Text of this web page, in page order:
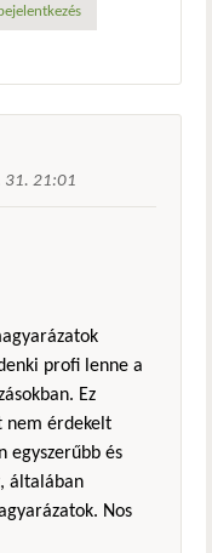
bejelentkezés
31. 21:01
profi lenne a
Ez
nem érdekelt
egyszerűbb és
általában
Nos